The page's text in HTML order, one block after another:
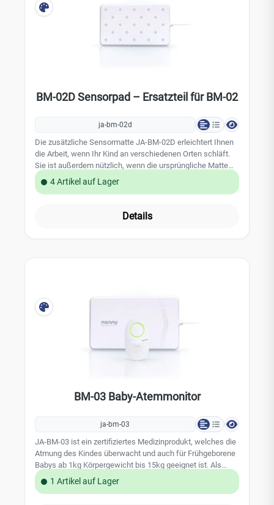
Durchschnittliche Batterielebensdauer: 6 Monate (wird
durch häufige Alarmtests reduziert) Akustischer
Alarmpegel : 80 dB in 1m ± 5 % Größe Sensor
Pad: 305×500×15 mm Gewicht: 1000 g Material: PVC-P
BM-02D Sensorpad – Ersatzteil für BM-02
ja-bm-02d
Die zusätzliche Sensormatte JA-BM-02D erleichtert Ihnen
die Arbeit, wenn Ihr Kind an verschiedenen Orten schläft.
Sie ist außerdem nützlich, wenn die ursprüngliche Matte
abgenutzt ist oder die Laufzeit von 2 Jahren abgelaufen
ist.Technische Daten: Abmessung: 305 x 500 x 15mm
4 Artikel auf Lager
Details
BM-03 Baby-Atemmonitor
ja-bm-03
JA-BM-03 ist ein zertifiziertes Medizinprodukt, welches die
Atmung des Kindes überwacht und auch für Frühgeborene
Babys ab 1kg Körpergewicht bis 15kg geeignet ist. Als
einziger Monitor auf dem Markt bewacht er auch das Alter
der Sensormatte und im Falle, dass dieses die
1 Artikel auf Lager